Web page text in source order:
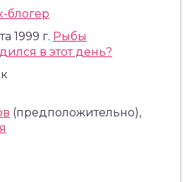
блогер
1999 г. Рыбы
в этот день?
(предположительно),